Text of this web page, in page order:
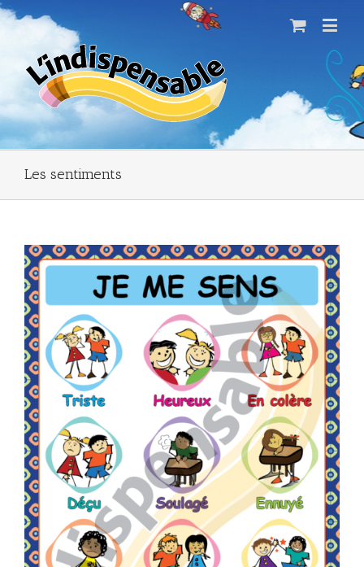
Les sentiments